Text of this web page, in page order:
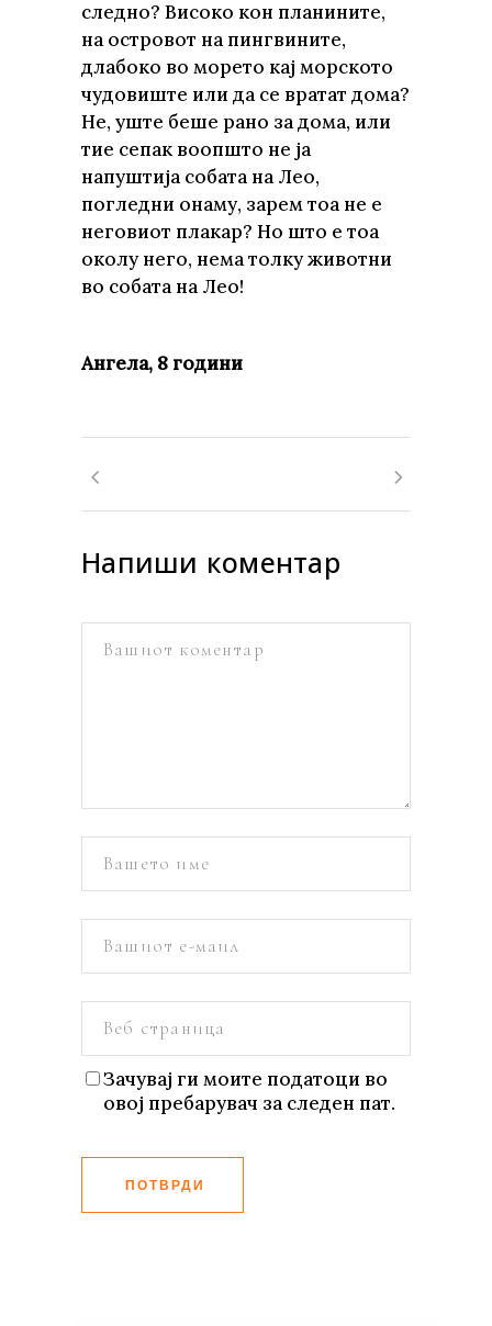
следно? Високо кон планините,
на островот на пингвините,
длабоко во морето кај морското
чудовиште или да се вратат дома?
Не, уште беше рано за дома, или
тие сепак воопшто не ја
напуштија собата на Лео,
погледни онаму, зарем тоа не е
неговиот плакар? Но што е тоа
околу него, нема толку животни
во собата на Лео!
Ангела, 8 години
Напиши коментар
Зачувај ги моите податоци во
овој пребарувач за следен пат.
ПОТВРДИ